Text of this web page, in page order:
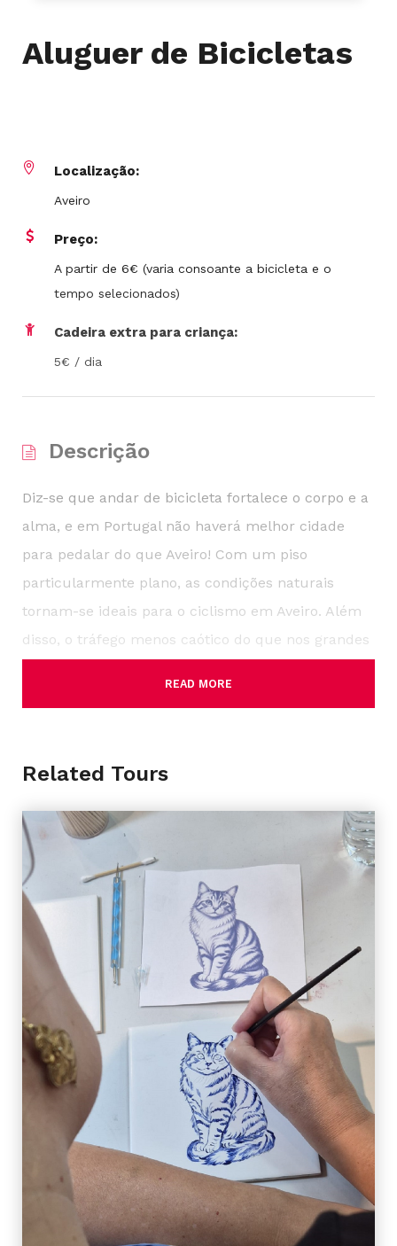
Aluguer de Bicicletas
Localização:
Aveiro
Preço:
A partir de 6€ (varia consoante a bicicleta e o
tempo selecionados)
Cadeira extra para criança:
5€ / dia
Descrição
Diz-se que andar de bicicleta fortalece o corpo e a
alma, e em Portugal não haverá melhor cidade
para pedalar do que Aveiro! Com um piso
particularmente plano, as condições naturais
tornam-se ideais para o ciclismo em Aveiro. Além
disso, o tráfego menos caótico do que nos grandes
relaxante e pode também ser muito divertida.
Universidade de Aveiro ou visitando a famosa
Avenida Dr. Lourenço Peixinho, que liga a Estação
Ferroviária de Aveiro à área do Rossio.
Chegando aqui, faça uma pausa para apreciar a
vista da nossa fantástica ria e, quem sabe, para
provar os famosos ovos moles! Depois disso, pode
sempre aventurar-se a ir um pouco mais longe,
seja até à praia da Barra, à Costa Nova ou até a
uma das Gafanhas (sim, há mais do que uma
Gafanha, na verdade são 7).
Os habitantes de Aveiro dizem que existem 3
formas de explorar a cidade: a pé, de barco (a
bordo do típico moliceiro) ou de bicicleta.
READ MORE
Related Tours